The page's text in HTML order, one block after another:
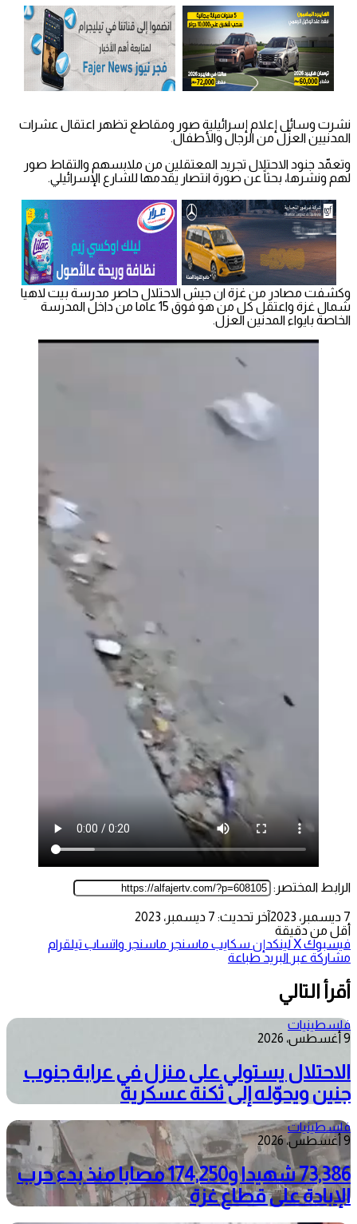
نشرت وسائل إعلام إسرائيلية صور ومقاطع تظهر اعتقال عشرات
المدنيين العزّل من الرجال والأطفال.
وتعمّد جنود الاحتلال تجريد المعتقلين من ملابسهم والتقاط صور
لهم ونشرها، بحثاً عن صورة انتصار يقدمها للشارع الإسرائيلي.
وكشفت مصادر من غزة ان جيش الاحتلال حاصر مدرسة بيت لاهيا
شمال غزة واعتقل كل من هو فوق 15 عاما من داخل المدرسة
الخاصة بايواء المدنين العزل.
الرابط المختصر:
7 ديسمبر، 2023
آخر تحديث: 7 ديسمبر، 2023
أقل من دقيقة
فيسبوك‫Xلينكدإن سكايب ماسنجر ماسنجر واتساب تيلقرام
مشاركة عبر البريد طباعة
أقرأ التالي
فلسطينيات
9 أغسطس، 2026
الاحتلال يستولي على منزل في عرابة جنوب
جنين ويحوّله إلى ثكنة عسكرية
فلسطينيات
9 أغسطس، 2026
73,386 شهيدا و174,250 مصابا منذ بدء حرب
الإبادة على قطاع غزة